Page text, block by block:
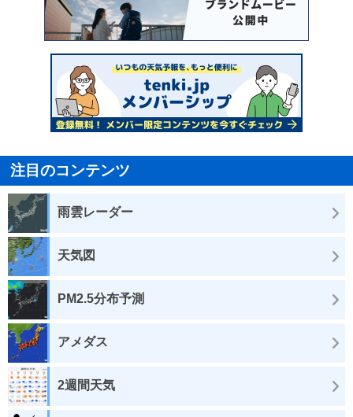
注目のコンテンツ
雨雲レーダー
天気図
PM2.5分布予測
アメダス
2週間天気